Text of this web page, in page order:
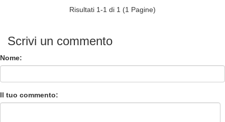
Risultati 1-1 di 1 (1 Pagine)
Scrivi un commento
Nome:
Il tuo commento: